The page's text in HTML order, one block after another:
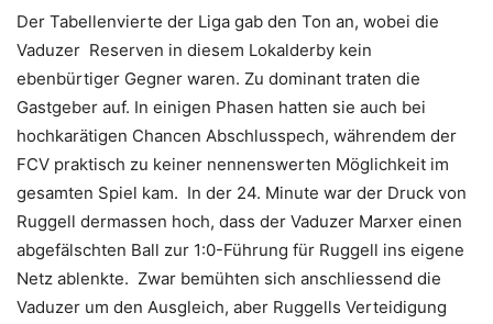
Der Tabellenvierte der Liga gab den Ton an, wobei die
Vaduzer Reserven in diesem Lokalderby kein
ebenbürtiger Gegner waren. Zu dominant traten die
Gastgeber auf. In einigen Phasen hatten sie auch bei
hochkarätigen Chancen Abschlusspech, währendem der
FCV praktisch zu keiner nennenswerten Möglichkeit im
gesamten Spiel kam. In der 24. Minute war der Druck von
Ruggell dermassen hoch, dass der Vaduzer Marxer einen
abgefälschten Ball zur 1:0-Führung für Ruggell ins eigene
Netz ablenkte. Zwar bemühten sich anschliessend die
Vaduzer um den Ausgleich, aber Ruggells Verteidigung